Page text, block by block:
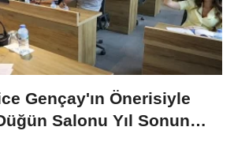
Gençay'ın Önerisiyle
Salonu Yıl Sonuna